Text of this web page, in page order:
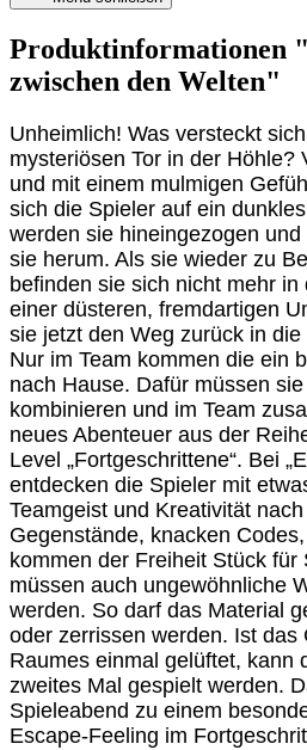
Produktinformationen
zwischen den Welten"
Unheimlich! Was versteckt
mysteriösen Tor in der Höhle?
und mit einem mulmigen
sich die Spieler auf ein
werden sie hineingezogen
sie herum. Als sie wieder zu
befinden sie sich nicht mehr
einer düsteren, fremdartigen
sie jetzt den Weg zurück in
Nur im Team kommen die ein
nach Hause. Dafür müssen
kombinieren und im Team
neues Abenteuer aus der
Level „Fortgeschrittene“. Bei
entdecken die Spieler mit
Teamgeist und Kreativität
Gegenstände, knacken
kommen der Freiheit Stück für
müssen auch ungewöhnliche
werden. So darf das Material
oder zerrissen werden. Ist das
Raumes einmal gelüftet, kann
zweites Mal gespielt werden.
Spieleabend zu einem
Escape-Feeling im